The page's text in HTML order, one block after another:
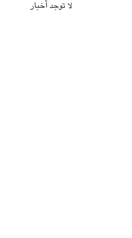
لا توجد أخبار